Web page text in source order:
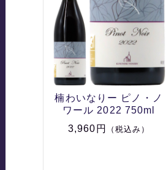
楠わいなりー ピノ・ノ
ワール 2022 750ml
3,960円
（税込み）